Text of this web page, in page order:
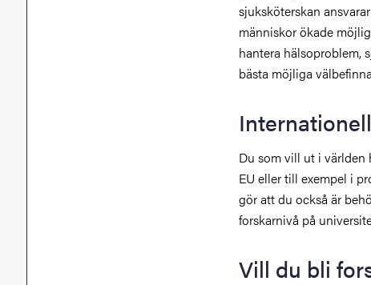
sjuksköterskan
människor ökade
hantera hälsoproblem,
bästa möjliga
Du som vill ut i
EU eller till exempel i
gör att du också är
forskarnivå på
Vill du bli